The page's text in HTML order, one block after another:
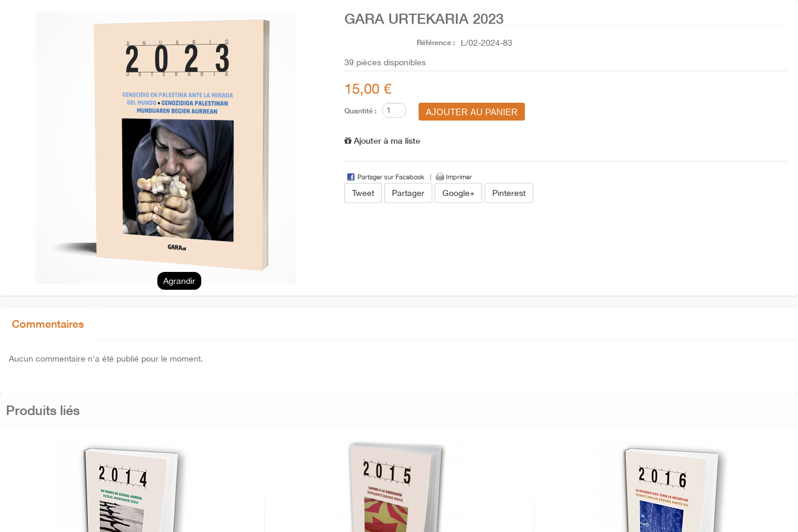
Agrandir
GARA URTEKARIA 2023
Référence : L/02-2024-83
39 pièces disponibles
15,00 €
Quantité :
Ajouter à ma liste
Partager sur Facebook Imprimer
Tweet Partager Google+ Pinterest
Commentaires
Aucun commentaire n'a été publié pour le moment.
Produits liés